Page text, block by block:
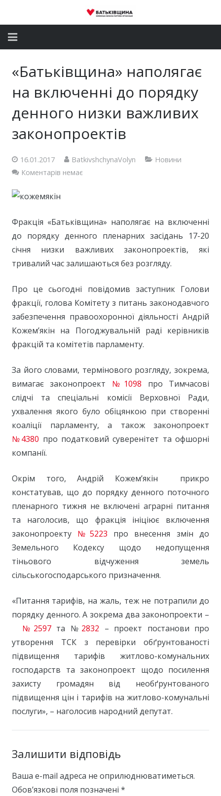
Депутатський корпус
Контакти
«Батьківщина» наполягає
на включенні до порядку
денного низки важливих
законопроектів
16.01.2017 BatkivshchynaVolyn
Новини
Коментарів немає
Фракція «Батьківщина» наполягає на включенні
до порядку денного пленарних засідань 17-20
січня низки важливих законопроектів, які
тривалий час залишаються без розгляду.
Про це сьогодні повідомив заступник Голови
фракції, голова Комітету з питань законодавчого
забезпечення правоохоронної діяльності Андрій
Кожем’якін на Погоджувальній раді керівників
фракцій та комітетів парламенту.
За його словами, термінового розгляду, зокрема,
вимагає законопроект №1098 про Тимчасові
слідчі та спеціальні комісії Верховної Ради,
ухвалення якого було обіцянкою при створенні
коаліції парламенту, а також законопроект
№4380 про податковий суверенітет та офшорні
компанії.
Окрім того, Андрій Кожем’якін прикро
констатував, що до порядку денного поточного
пленарного тижня не включені аграрні питання
та наголосив, що фракція ініціює включення
законопроекту №5223 про внесення змін до
Земельного Кодексу щодо недопущення
тіньового відчуження земель
сільськогосподарського призначення.
«Питання тарифів, на жаль, теж не потрапили до
порядку денного. А зокрема два законопроекти –
№2597та № 2832 – проект постанови про
утворення ТСК з перевірки обґрунтованості
підвищення тарифів житлово-комунальних
господарств та законопроект щодо посилення
захисту громадян від необґрунтованого
підвищення цін і тарифів на житлово-комунальні
послуги», – наголосив народний депутат.
Залишити відповідь
Ваша e-mail адреса не оприлюднюватиметься.
Обов’язкові поля позначені *